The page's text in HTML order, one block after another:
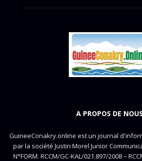
A PROPOS DE NOUS
GuineeConakry.online est un journal
par la société Justin Morel Junior
N°FORM. RCCM/GC-KAL/021.897/2008 –